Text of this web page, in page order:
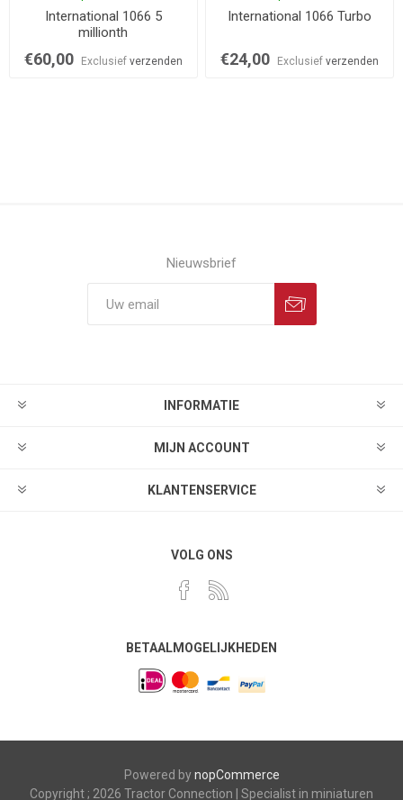
International 1066 5
millionth
€60,00 Exclusief verzenden
International 1066 Turbo
€24,00 Exclusiefverzenden
Nieuwsbrief
INFORMATIE
MIJN ACCOUNT
KLANTENSERVICE
VOLG ONS
BETAALMOGELIJKHEDEN
Powered bynopCommerce
Copyright ; 2026 Tractor Connection | Specialist in miniaturen